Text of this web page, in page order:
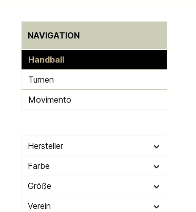
NAVIGATION
Handball
Turnen
Movimento
Hersteller
Farbe
Größe
Verein